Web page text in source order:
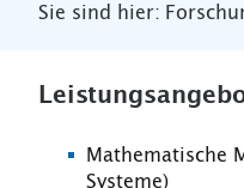
Sie sind hier:
Mathematische
Systeme)